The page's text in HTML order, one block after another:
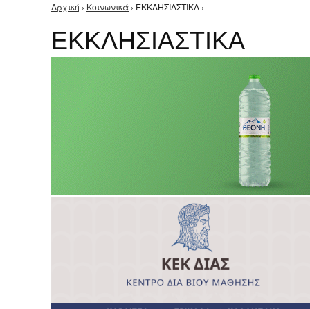
Είστε εδώ
Αρχική › Κοινωνικά › EKKΛΗΣΙΑΣΤΙΚΑ ›
EKKΛΗΣΙΑΣΤΙΚΑ